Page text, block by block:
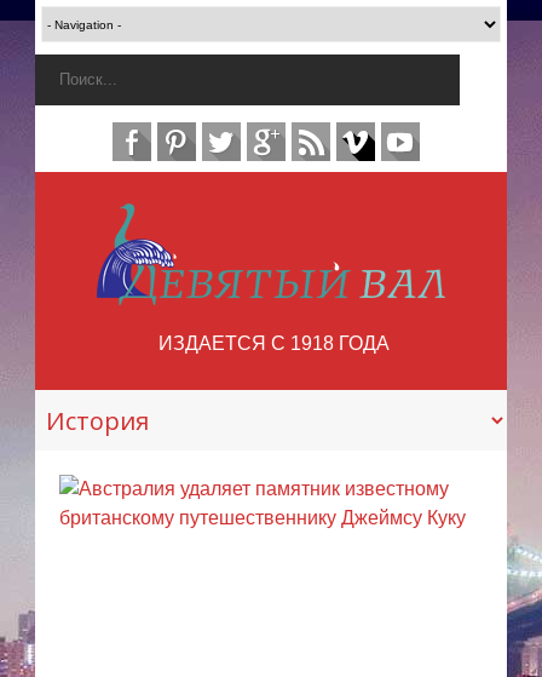
ИЗДАЕТСЯ С 1918 ГОДА